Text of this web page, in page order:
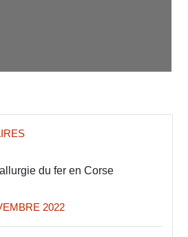
du fer en Corse
2022